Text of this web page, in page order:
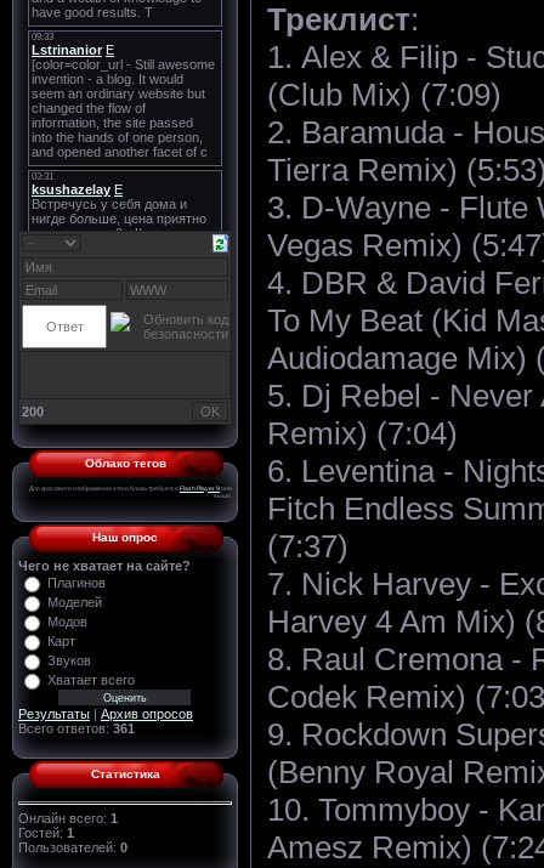
200
Облако тегов
Для красивого отображения этого блока требуетсяFlash Player 9или
выше.
Наш опрос
Чего не хватает на сайте?
Плагинов
Моделей
Модов
Карт
Звуков
Хватает всего
Результаты | Архив опросов
Всего ответов: 361
Статистика
Онлайн всего: 1
Гостей: 1
Пользователей: 0
Треклист:
1. Alex & Filip -
(Club Mix) (7:09)
2. Baramuda -
Tierra Remix)
3. D-Wayne - Flute
Vegas Remix)
4. DBR & David
To My Beat (Kid
Audiodamage Mix)
5. Dj Rebel - Never
Remix) (7:04)
6. Leventina -
Fitch Endless
(7:37)
7. Nick Harvey -
Harvey 4 Am Mix)
8. Raul Cremona -
Codek Remix)
9. Rockdown
(Benny Royal
10. Tommyboy -
Amesz Remix)